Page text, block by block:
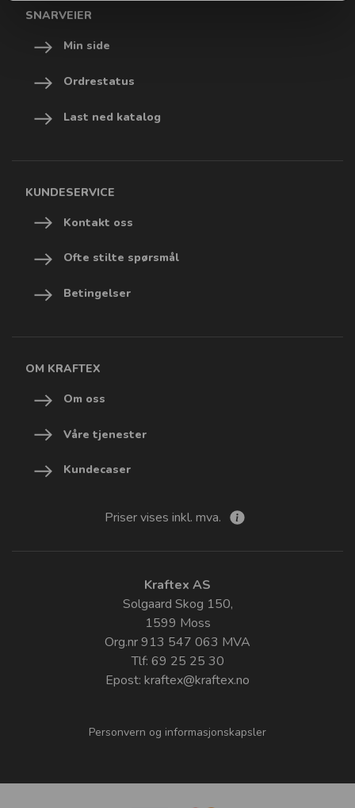
SNARVEIER
Min side
Ordrestatus
Last ned katalog
KUNDESERVICE
Kontakt oss
Ofte stilte spørsmål
Betingelser
OM KRAFTEX
Om oss
Våre tjenester
Kundecaser
Priser vises inkl. mva.
Kraftex AS
Solgaard Skog 150,
1599 Moss
Org.nr 913 547 063 MVA
Tlf: 69 25 25 30
Epost: kraftex@kraftex.no
Personvern og informasjonskapsler